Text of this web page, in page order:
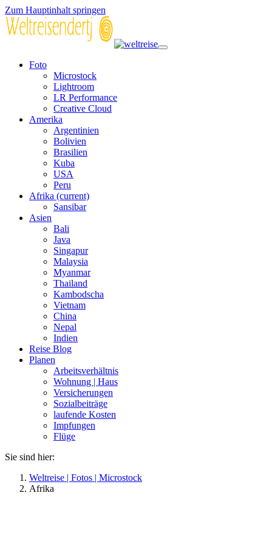
Zum Hauptinhalt springen
Foto
Microstock
Lightroom
LR Performance
Creative Cloud
Amerika
Argentinien
Bolivien
Brasilien
Kuba
USA
Peru
Afrika (current)
Sansibar
Asien
Bali
Java
Singapur
Malaysia
Myanmar
Thailand
Kambodscha
Vietnam
China
Nepal
Indien
Reise Blog
Planen
Arbeitsverhältnis
Wohnung | Haus
Versicherungen
Sozialbeiträge
laufende Kosten
Impfungen
Flüge
Sie sind hier:
Weltreise | Fotos | Microstock
Afrika